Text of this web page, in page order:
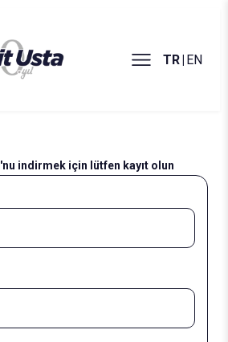
TR| EN
'nu indirmek için lütfen kayıt olun